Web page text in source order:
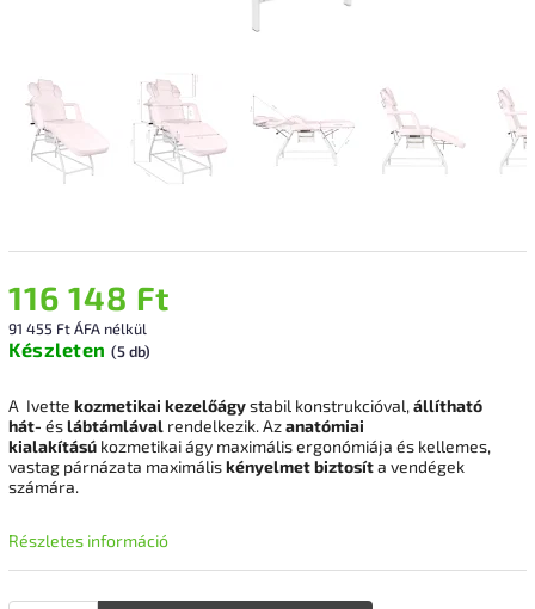
116 148 Ft
91 455 Ft ÁFA nélkül
Készleten (5 db)
A Ivette kozmetikai kezelőágystabil konstrukcióval,állítható
hát- éslábtámlával rendelkezik. Azanatómiai
kialakítású kozmetikai ágy maximális ergonómiája és kellemes,
vastag párnázata maximáliskényelmet biztosíta vendégek
számára.
Részletes információ